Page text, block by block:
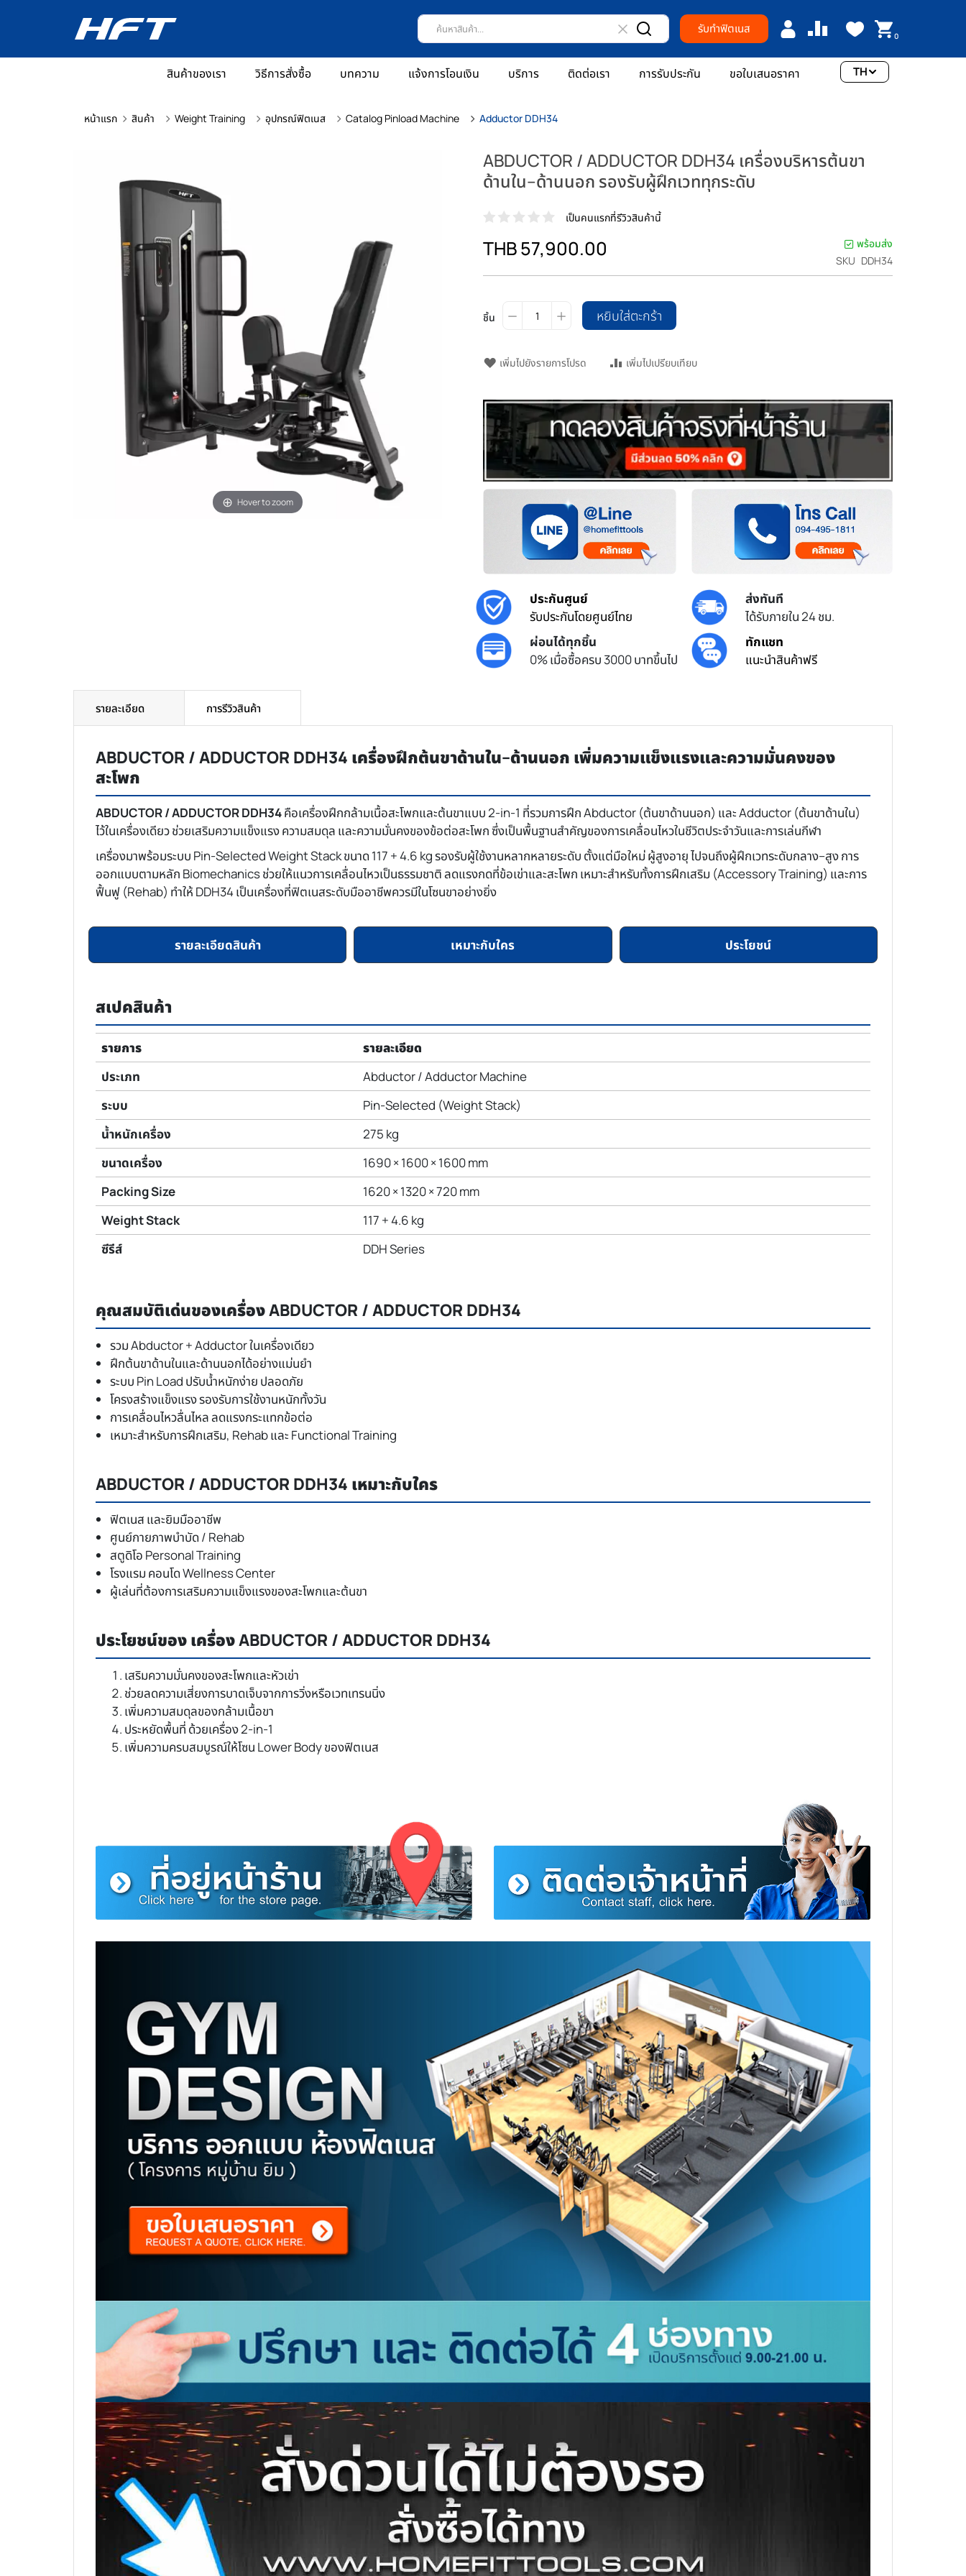
รับทำฟิตเนส 0
สินค้าของเรา วิธีการสั่งซื้อ บทความ แจ้งการโอนเงิน บริการ ติดต่อเรา การรับประกัน ขอใบเสนอราคา TH
หน้าแรก สินค้า Weight Training อุปกรณ์ฟิตเนส Catalog Pinload Machine Adductor DDH34
Hover to zoom
ABDUCTOR / ADDUCTOR DDH34 เครื่องบริหารต้นขา
ด้านใน–ด้านนอก รองรับผู้ฝึกเวททุกระดับ
เป็นคนแรกที่รีวิวสินค้านี้
THB 57,900.00
พร้อมส่ง
SKU DDH34
ชิ้น หยิบใส่ตะกร้า
เพิ่มไปยังรายการโปรด เพิ่มไปเปรียบเทียบ
ประกันศูนย์
รับประกันโดยศูนย์ไทย
ส่งทันที
ได้รับภายใน 24 ชม.
ผ่อนได้ทุกชิ้น
0% เมื่อซื้อครบ 3000 บาทขึ้นไป
ทักแชท
แนะนำสินค้าฟรี
รายละเอียด
ABDUCTOR / ADDUCTOR DDH34 เครื่องฝึกต้นขาด้านใน–ด้านนอก เพิ่มความแข็งแรงและความมั่นคงของ
สะโพก
ABDUCTOR / ADDUCTOR DDH34คือเครื่องฝึกกล้ามเนื้อสะโพกและต้นขาแบบ 2-in-1 ที่รวมการฝึก Abductor (ต้นขาด้านนอก) และ Adductor (ต้นขาด้านใน)
ไว้ในเครื่องเดียว ช่วยเสริมความแข็งแรง ความสมดุล และความมั่นคงของข้อต่อสะโพก ซึ่งเป็นพื้นฐานสำคัญของการเคลื่อนไหวในชีวิตประจำวันและการเล่นกีฬา
เครื่องมาพร้อมระบบ Pin-Selected Weight Stack ขนาด 117 + 4.6 kg รองรับผู้ใช้งานหลากหลายระดับ ตั้งแต่มือใหม่ ผู้สูงอายุ ไปจนถึงผู้ฝึกเวทระดับกลาง–สูง การ
ออกแบบตามหลัก Biomechanics ช่วยให้แนวการเคลื่อนไหวเป็นธรรมชาติ ลดแรงกดที่ข้อเข่าและสะโพก เหมาะสำหรับทั้งการฝึกเสริม (Accessory Training) และการ
ฟื้นฟู (Rehab) ทำให้ DDH34 เป็นเครื่องที่ฟิตเนสระดับมืออาชีพควรมีในโซนขาอย่างยิ่ง
รายละเอียดสินค้า เหมาะกับใคร ประโยชน์
สเปคสินค้า
รายการ
รายละเอียด
ประเภท
Abductor / Adductor Machine
ระบบ
Pin-Selected (Weight Stack)
น้ำหนักเครื่อง
275 kg
ขนาดเครื่อง
1690 × 1600 × 1600 mm
Packing Size
1620 × 1320 × 720 mm
Weight Stack
117 + 4.6 kg
ซีรีส์
DDH Series
คุณสมบัติเด่นของเครื่อง ABDUCTOR / ADDUCTOR DDH34
รวม Abductor + Adductor ในเครื่องเดียว
ฝึกต้นขาด้านในและด้านนอกได้อย่างแม่นยำ
ระบบ Pin Load ปรับน้ำหนักง่าย ปลอดภัย
โครงสร้างแข็งแรง รองรับการใช้งานหนักทั้งวัน
การเคลื่อนไหวลื่นไหล ลดแรงกระแทกข้อต่อ
เหมาะสำหรับการฝึกเสริม, Rehab และ Functional Training
ABDUCTOR / ADDUCTOR DDH34 เหมาะกับใคร
ฟิตเนส และยิมมืออาชีพ
ศูนย์กายภาพบำบัด / Rehab
สตูดิโอ Personal Training
โรงแรม คอนโด Wellness Center
ผู้เล่นที่ต้องการเสริมความแข็งแรงของสะโพกและต้นขา
ประโยชน์ของ เครื่อง ABDUCTOR / ADDUCTOR DDH34
เสริมความมั่นคงของสะโพกและหัวเข่า
ช่วยลดความเสี่ยงการบาดเจ็บจากการวิ่งหรือเวทเทรนนิ่ง
เพิ่มความสมดุลของกล้ามเนื้อขา
ประหยัดพื้นที่ ด้วยเครื่อง 2-in-1
เพิ่มความครบสมบูรณ์ให้โซน Lower Body ของฟิตเนส
การรีวิวสินค้า